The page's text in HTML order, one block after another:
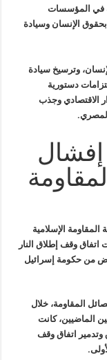
في المؤسسات
بحقوق الإنسان وسيادة
وترسيخ سيادة
دستورية
الاقتصادي وجذب
المصري.
إفشال
الإسلامية
وقف إطلاق النار
من حكومة إسرائيل
المقاومة، خلال
الماضيين، كانت
اتفاق وقف
.